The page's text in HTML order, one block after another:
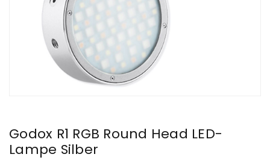
Godox R1 RGB Round Head LED-
Lampe Silber